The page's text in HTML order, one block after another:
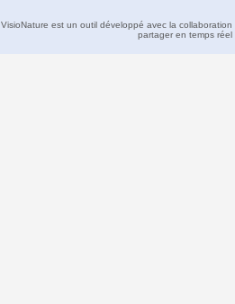
VisioNature est un outil développé avec la
partager en temps